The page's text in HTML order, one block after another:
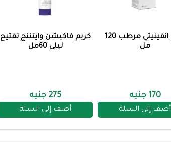
كريم انفينيتي مرطب 120
مل
170 جنيه
أضف إلى السلة
كريم فاكيشن وايتننج تفتيح
ليلى 60مل
275 جنيه
أضف إلى السلة